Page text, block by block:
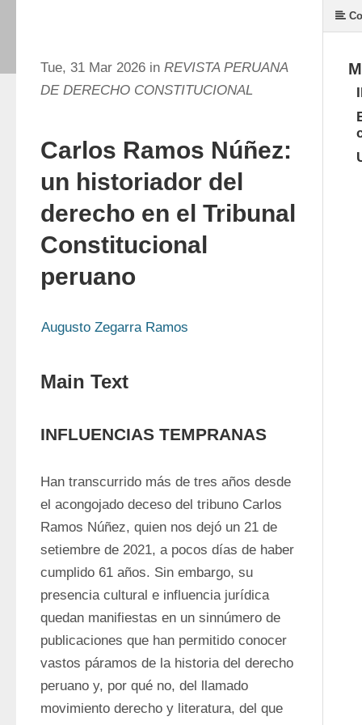
Tue, 31 Mar 2026 in REVISTA PERUANA
DE DERECHO CONSTITUCIONAL
Carlos Ramos Núñez:
un historiador del
derecho en el Tribunal
Constitucional
peruano
Augusto Zegarra Ramos
Main Text
INFLUENCIAS TEMPRANAS
Han transcurrido más de tres años desde
el acongojado deceso del tribuno Carlos
Ramos Núñez, quien nos dejó un 21 de
setiembre de 2021, a pocos días de haber
cumplido 61 años. Sin embargo, su
presencia cultural e influencia jurídica
quedan manifiestas en un sinnúmero de
publicaciones que han permitido conocer
vastos páramos de la historia del derecho
peruano y, por qué no, del llamado
movimiento derecho y literatura, del que